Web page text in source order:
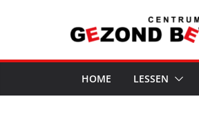
inhoud
HOME LESSEN